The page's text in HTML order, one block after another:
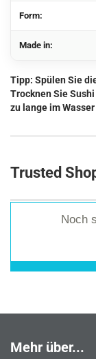
Form:
Made in:
Tipp: Spülen Sie
Trocknen Sie
zu lange im
Trusted
Noch
Mehr über...